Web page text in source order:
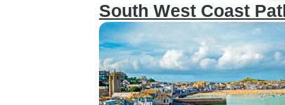
South West Coast